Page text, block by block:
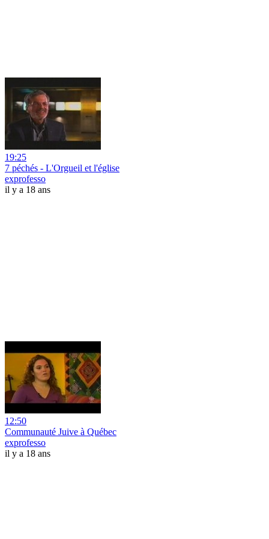
19:25
7 péchés - L'Orgueil et l'église
exprofesso
il y a 18 ans
12:50
Communauté Juive à Québec
exprofesso
il y a 18 ans